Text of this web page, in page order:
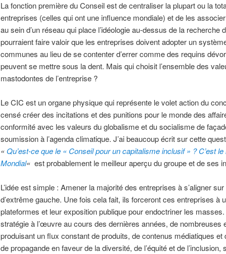
La fonction première du Conseil est de centraliser la plupart ou la
entreprises (celles qui ont une influence mondiale) et de les
au sein d’un réseau qui place l’idéologie au-dessus de la recherche
pourraient faire valoir que les entreprises doivent adopter un
communes au lieu de se contenter d’errer comme des requins
peuvent se mettre sous la dent. Mais qui choisit l’ensemble des
mastodontes de l’entreprise ?
Le CIC est un organe physique qui représente le volet action du
censé créer des incitations et des punitions pour le monde des
conformité avec les valeurs du globalisme et du socialisme de
soumission à l’agenda climatique. J’ai beaucoup écrit sur cette
«Qu’est-ce que le « Conseil pour un capitalisme inclusif » ? C’est
Mondial« est probablement le meilleur aperçu du groupe et de ses
L’idée est simple : Amener la majorité des entreprises à s’aligner sur
d’extrême gauche. Une fois cela fait, ils forceront ces entreprises à
plateformes et leur exposition publique pour endoctriner les
stratégie à l’œuvre au cours des dernières années, de nombreuses
produisant un flux constant de produits, de contenus médiatiques et
de propagande en faveur de la diversité, de l’équité et de l’inclusion,